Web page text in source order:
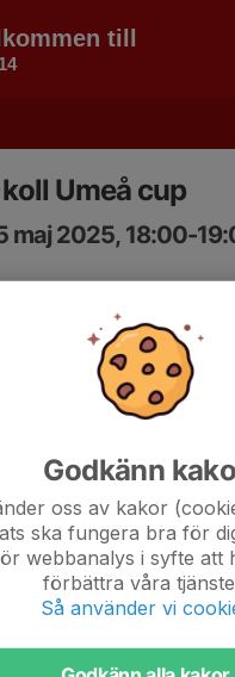
till
Umeå cup
maj 2025, 18:00-
Godkänn
oss av kakor
ska fungera bra för
webbanalys i syfte att
förbättra våra
Så använder vi